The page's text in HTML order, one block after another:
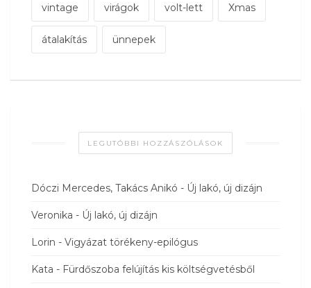
vintage virágok volt-lett Xmas
átalakítás ünnepek
LEGUTÓBBI HOZZÁSZÓLÁSOK
Dóczi Mercedes, Takács Anikó - Új lakó, új dizájn
Veronika - Új lakó, új dizájn
Lorin - Vigyázat törékeny-epilógus
Kata - Fürdőszoba felújítás kis költségvetésből